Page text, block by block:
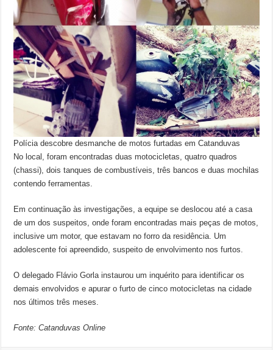
Polícia descobre desmanche de motos furtadas em Catanduvas
No local, foram encontradas duas motocicletas, quatro quadros
(chassi), dois tanques de combustíveis, três bancos e duas mochilas
contendo ferramentas.
Em continuação às investigações, a equipe se deslocou até a casa
de um dos suspeitos, onde foram encontradas mais peças de motos,
inclusive um motor, que estavam no forro da residência. Um
adolescente foi apreendido, suspeito de envolvimento nos furtos.
O delegado Flávio Gorla instaurou um inquérito para identificar os
demais envolvidos e apurar o furto de cinco motocicletas na cidade
nos últimos três meses.
Fonte: Catanduvas Online